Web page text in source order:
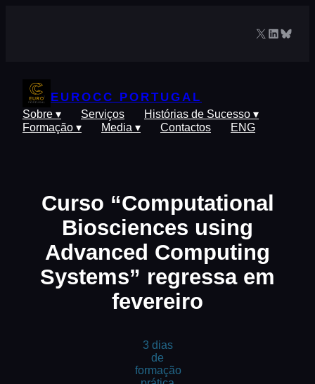
X LinkedIn
EUROCC PORTUGAL
Sobre ▾ Serviços
Histórias de Sucesso ▾
Formação ▾
Media ▾ Contactos ENG
Curso “Computational
Biosciences using
Advanced Computing
Systems” regressa em
fevereiro
3 dias
de
formação